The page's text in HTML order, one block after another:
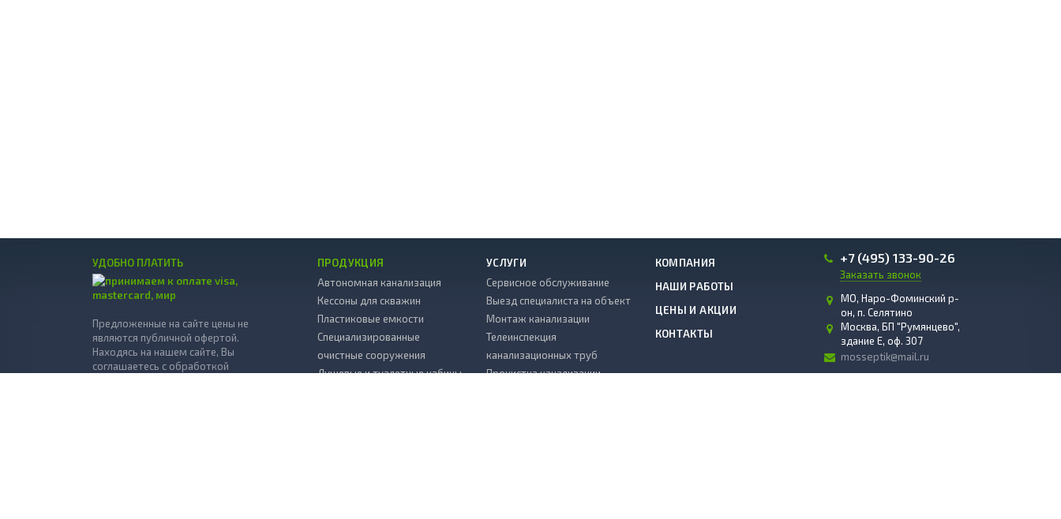
УДОБНО ПЛАТИТЬ
Предложенные на сайте цены не
являются публичной офертой.
Находясь на нашем сайте, Вы
соглашаетесь с обработкой
ПРОДУКЦИЯ
Автономная канализация
Кессоны для скважин
Пластиковые емкости
Специализированные
очистные сооружения
Душевые и туалетные кабины
УСЛУГИ
Сервисное обслуживание
Выезд специалиста на объект
Монтаж канализации
Телеинспекция
канализационных труб
Прочистка канализации
КОМПАНИЯ
НАШИ РАБОТЫ
ЦЕНЫ И АКЦИИ
КОНТАКТЫ
+7 (495) 133-90-26
Заказать звонок
МО, Наро-Фоминский р-
он, п. Селятино
Москва, БП "Румянцево",
здание E, оф. 307
mosseptik@mail.ru